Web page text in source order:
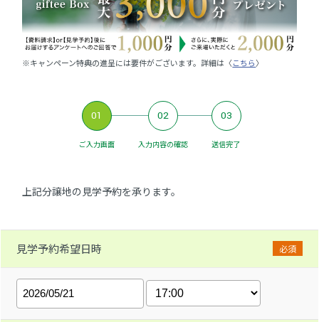
※キャンペーン特典の進呈には要件がございます。詳細は〈こちら〉
01
ご入力画面
02
入力内容の確認
03
送信完了
上記分譲地の見学予約を承ります。
見学予約希望日時 必須